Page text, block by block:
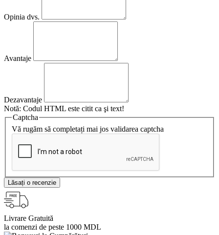
Opinia dvs.
Avantaje
Dezavantaje
Notă: Codul HTML este citit ca şi text!
Captcha
Vă rugăm să completați mai jos validarea captcha
Lăsați o recenzie
Livrare Gratuită
la comenzi de peste 1000 MDL